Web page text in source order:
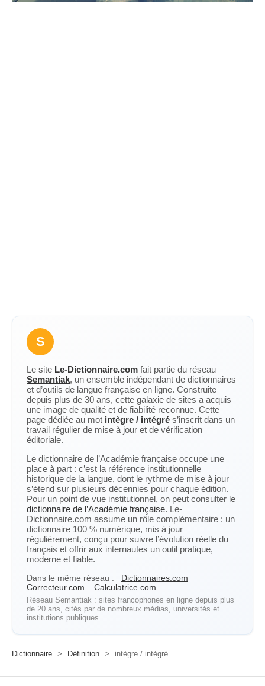
S
Le site Le-Dictionnaire.com fait partie du réseau
Semantiak, un ensemble indépendant de dictionnaires
et d’outils de langue française en ligne. Construite
depuis plus de 30 ans, cette galaxie de sites a acquis
une image de qualité et de fiabilité reconnue. Cette
page dédiée au mot intègre / intégré s’inscrit dans un
travail régulier de mise à jour et de vérification
éditoriale.
Le dictionnaire de l’Académie française occupe une
place à part : c’est la référence institutionnelle
historique de la langue, dont le rythme de mise à jour
s’étend sur plusieurs décennies pour chaque édition.
Pour un point de vue institutionnel, on peut consulter le
dictionnaire de l’Académie française. Le-
Dictionnaire.com assume un rôle complémentaire : un
dictionnaire 100 % numérique, mis à jour
régulièrement, conçu pour suivre l’évolution réelle du
français et offrir aux internautes un outil pratique,
moderne et fiable.
Dans le même réseau :
Dictionnaires.com
Correcteur.com
Calculatrice.com
Réseau Semantiak : sites francophones en ligne depuis plus
de 20 ans, cités par de nombreux médias, universités et
institutions publiques.
Dictionnaire > Définition > intègre / intégré